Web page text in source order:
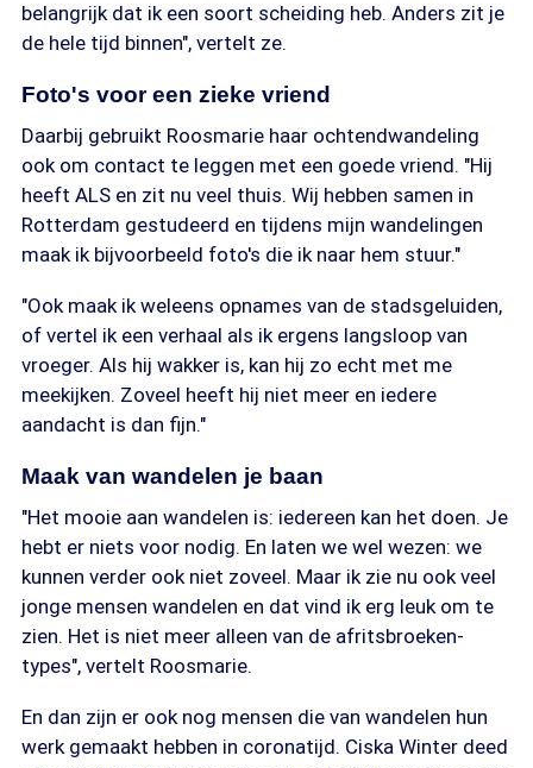
belangrijk dat ik een soort scheiding heb. Anders zit je
de hele tijd binnen", vertelt ze.
Foto's voor een zieke vriend
Daarbij gebruikt Roosmarie haar ochtendwandeling
ook om contact te leggen met een goede vriend. "Hij
heeft ALS en zit nu veel thuis. Wij hebben samen in
Rotterdam gestudeerd en tijdens mijn wandelingen
maak ik bijvoorbeeld foto's die ik naar hem stuur."
"Ook maak ik weleens opnames van de stadsgeluiden,
of vertel ik een verhaal als ik ergens langsloop van
vroeger. Als hij wakker is, kan hij zo echt met me
meekijken. Zoveel heeft hij niet meer en iedere
aandacht is dan fijn."
Maak van wandelen je baan
"Het mooie aan wandelen is: iedereen kan het doen. Je
hebt er niets voor nodig. En laten we wel wezen: we
kunnen verder ook niet zoveel. Maar ik zie nu ook veel
jonge mensen wandelen en dat vind ik erg leuk om te
zien. Het is niet meer alleen van de afritsbroeken-
types", vertelt Roosmarie.
En dan zijn er ook nog mensen die van wandelen hun
werk gemaakt hebben in coronatijd. Ciska Winter deed